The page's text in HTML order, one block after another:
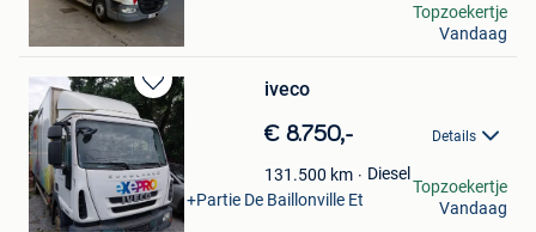
Zele+Deel Lokeren
Topzoekertje
Vandaag
Bewaren
in
Mijn
Favorieten
iveco
€ 8.750,- Details
131.500 km Diesel
DC
Marche-En-Famenne +Partie De Baillonville Et
Noiseux
Topzoekertje
Vandaag